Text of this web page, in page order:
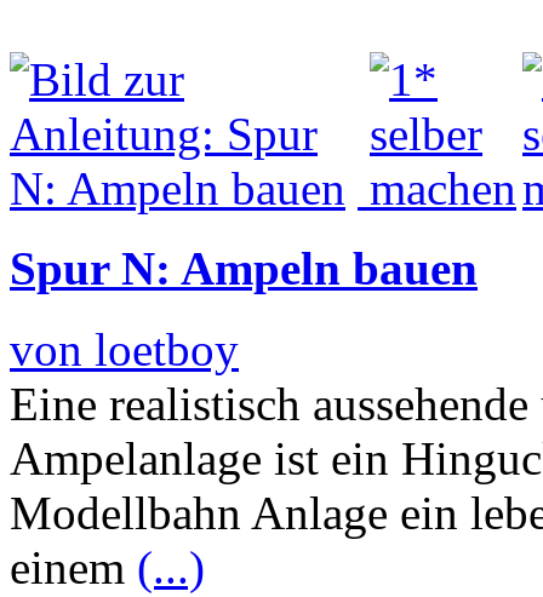
Spur N: Ampeln bauen
von loetboy
Eine realistisch
Ampelanlage ist ein
Modellbahn Anlage ein
einem (...)